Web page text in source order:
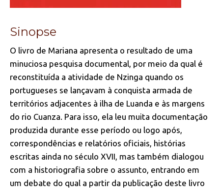
Sinopse
O livro de Mariana apresenta o resultado de uma
minuciosa pesquisa documental, por meio da qual é
reconstituída a atividade de Nzinga quando os
portugueses se lançavam à conquista armada de
territórios adjacentes à ilha de Luanda e às margens
do rio Cuanza. Para isso, ela leu muita documentação
produzida durante esse período ou logo após,
correspondências e relatórios oficiais, histórias
escritas ainda no século XVII, mas também dialogou
com a historiografia sobre o assunto, entrando em
um debate do qual a partir da publicação deste livro